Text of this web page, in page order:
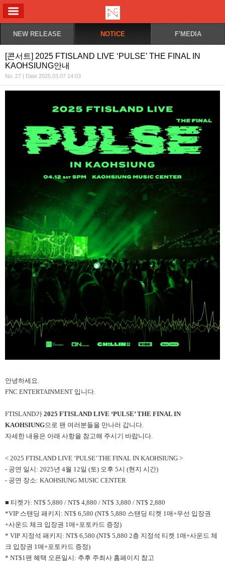
NEW RELEASE NOTICE F'MEDIA
[콘서트] 2025 FTISLAND LIVE ‘PULSE’ THE FINAL IN
KAOHSIUNG안내
No. 27 | Date 2025.03.07 14:03
안녕하세요.
FNC ENTERTAINMENT 입니다.
FTISLAND가 2025 FTISLAND LIVE ‘PULSE’ THE FINAL IN
KAOHSIUNG으로 팬 여러분들을 만나러 갑니다.
자세한 내용은 아래 사항을 참고해 주시기 바랍니다.
< 2025 FTISLAND LIVE ‘PULSE’ THE FINAL IN KAOHSIUNG >
- 공연 일시: 2025년 4월 12일 (토) 오후 5시 (현지 시간)
- 공연 장소: KAOHSIUNG MUSIC CENTER
■ 티켓가: NT$ 5,880 / NT$ 4,880 / NT$ 3,880 / NT$ 2,880
*VIP 스탠딩 패키지: NT$ 6,580 (NT$ 5,880 스탠딩 티켓 1매+우선 입장권
+사운드 체크 입장권 1매+포토카드 증정)
* VIP 지정석 패키지: NT$ 6,580 (NT$ 5,880 2층 지정석 티켓 1매+사운드 체
크 입장권 1매+포토카드 증정)
* NT$1팬 혜택 오픈일시: 추후 주최사 홈페이지 참고